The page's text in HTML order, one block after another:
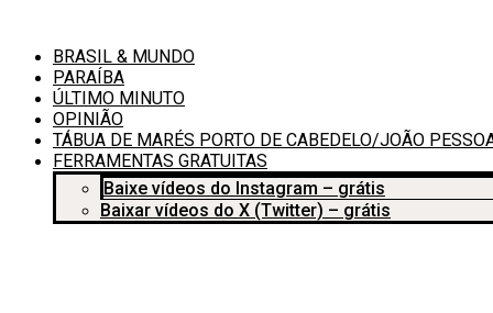
conteúdo
BRASIL & MUNDO
PARAÍBA
ÚLTIMO MINUTO
OPINIÃO
TÁBUA DE MARÉS PORTO DE CABEDELO/JOÃO
FERRAMENTAS GRATUITAS
Baixe vídeos do Instagram – grátis
Baixar vídeos do X (Twitter) – grátis